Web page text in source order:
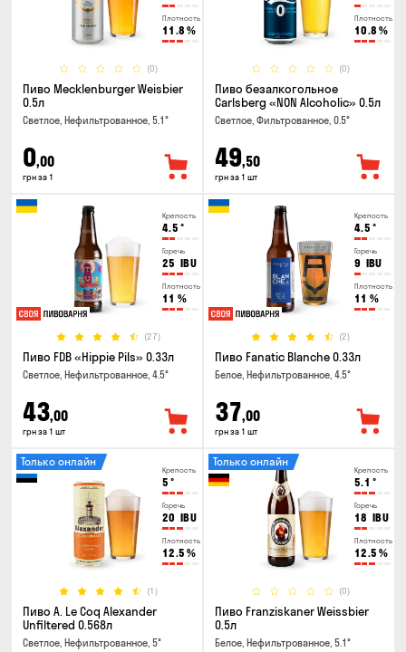
Плотность
11.8 %
(0)
Пиво Mecklenburger Weisbier
0.5л
Светлое, Нефильтрованное, 5.1°
0,00
грн за 1
Плотность
10.8 %
(0)
Пиво безалкогольное
Carlsberg «NON Alcoholic» 0.5л
Светлое, Фильтрованное, 0.5°
49,50
грн за 1 шт
Крепость
4.5 °
Горечь
25 IBU
Плотность
11 %
(27)
Пиво FDB «Hippie Pils» 0.33л
Светлое, Нефильтрованное, 4.5°
43,00
грн за 1 шт
Крепость
4.5 °
Горечь
9 IBU
Плотность
11 %
(2)
Пиво Fanatic Blanche 0.33л
Белое, Нефильтрованное, 4.5°
37,00
грн за 1 шт
Крепость
5 °
Горечь
20 IBU
Плотность
12.5 %
(1)
Только онлайн
Пиво A. Le Coq Alexander
Unfiltered 0.568л
Светлое, Нефильтрованное, 5°
Крепость
5.1 °
Горечь
18 IBU
Плотность
12.5 %
(0)
Только онлайн
Пиво Franziskaner Weissbier
0.5л
Белое, Нефильтрованное, 5.1°